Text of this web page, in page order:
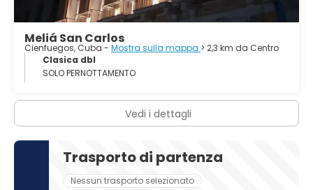
Meliá San Carlos
Cienfuegos, Cuba - Mostra sulla mappa > 2,3 km da Centro
Clasica dbl
SOLO PERNOTTAMENTO
Vedi i dettagli
Trasporto di partenza
Nessun trasporto selezionato